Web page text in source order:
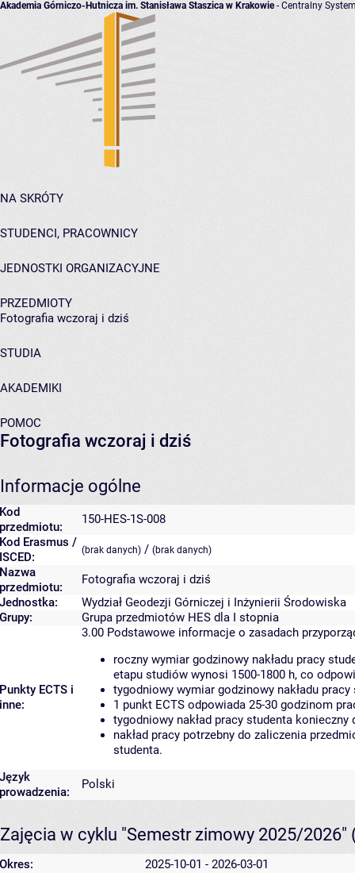
Akademia Górniczo-Hutnicza im. Stanisława Staszica w Krakowie- Centralny
NA SKRÓTY
STUDENCI, PRACOWNICY
JEDNOSTKI ORGANIZACYJNE
PRZEDMIOTY
Fotografia wczoraj i dziś
STUDIA
AKADEMIKI
POMOC
Fotografia wczoraj i dziś
Informacje ogólne
Kod
przedmiotu:
150-HES-1S-008
Kod Erasmus /
ISCED:
(brak danych) / (brak danych)
Nazwa
przedmiotu:
Fotografia wczoraj i dziś
Jednostka:
Wydział Geodezji Górniczej i Inżynierii Środowiska
Grupy:
Grupa przedmiotów HES dla I stopnia
Punkty ECTS i
inne:
3.00 Podstawowe informacje o zasadach
roczny wymiar godzinowy nakładu pracy
etapu studiów wynosi 1500-1800 h, co
tygodniowy wymiar godzinowy nakładu
1 punkt ECTS odpowiada 25-30 godzinom
tygodniowy nakład pracy studenta
nakład pracy potrzebny do zaliczenia
studenta.
Język
prowadzenia:
Polski
Zajęcia w cyklu "Semestr zimowy 2025/2026"
Okres: 2025-10-01 - 2026-03-01